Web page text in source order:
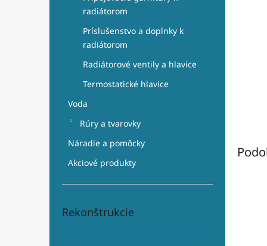
radiátorom
Príslušenstvo a doplnky k
radiátorom
Radiátorové ventily a hlavice
Termostatické hlavice
Voda
Rúry a tvarovky
Náradie a pomôcky
Akciové produkty
Rekonštrukcie